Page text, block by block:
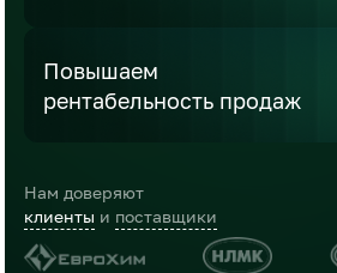
Повышаем
рентабельность продаж
Нам доверяют
клиенты и поставщики